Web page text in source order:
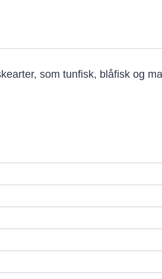
som tunfisk, blåfisk og